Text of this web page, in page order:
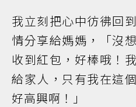
我立刻把心中彷彿回
情分享給媽媽，「沒
收到紅包，好棒哦！
給家人，只有我在這
好高興啊！」